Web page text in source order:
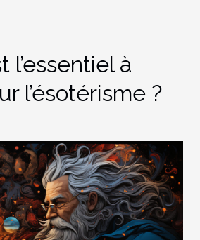
l’essentiel à
l’ésotérisme ?